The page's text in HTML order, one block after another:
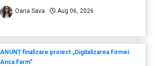
Oana Sava Aug 06, 2026
ANUNȚ finalizare proiect „Digitalizarea Firmei
Anca Farm”